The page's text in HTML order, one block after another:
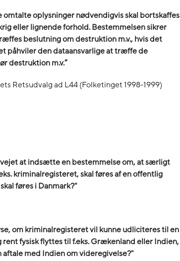
oplysninger nødvendigvis skal bortskaffes
eller lignende forhold. Bestemmelsen sikrer
beslutning om destruktion m.v., hvis det
påhviler den dataansvarlige at træffe de
destruktion m.v.”
Retsudvalg ad L44 (Folketinget 1998-1999)
at indsætte en bestemmelse om, at særligt
kriminalregisteret, skal føres af en offentlig
føres i Danmark?"
om kriminalregisteret vil kunne udliciteres til en
fysisk flyttes til f.eks. Grækenland eller Indien,
aftale med Indien om videregivelse?"